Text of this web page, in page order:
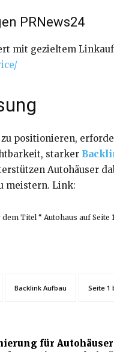
PRNews24
mit gezieltem
zu positionieren,
starker
Autohäuser
meistern. Link:
Titel “ Autohaus auf
Backlink Aufbau Seite 1
für